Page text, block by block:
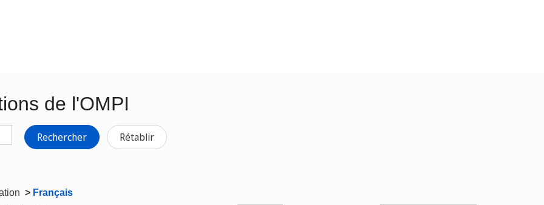
de l'OMPI
Rechercher Rétablir
> Français